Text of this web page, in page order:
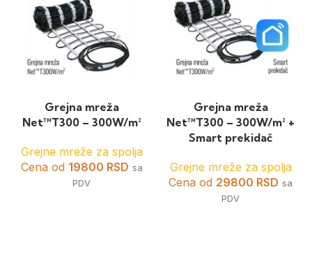
Grejna mreža
Net™T300 – 300W/m²
Grejne mreže za spolja
Cena od 19800 RSD sa
PDV
Grejna mreža
Net™T300 – 300W/m² +
Smart prekidač
Grejne mreže za spolja
Cena od 29800 RSD sa
PDV